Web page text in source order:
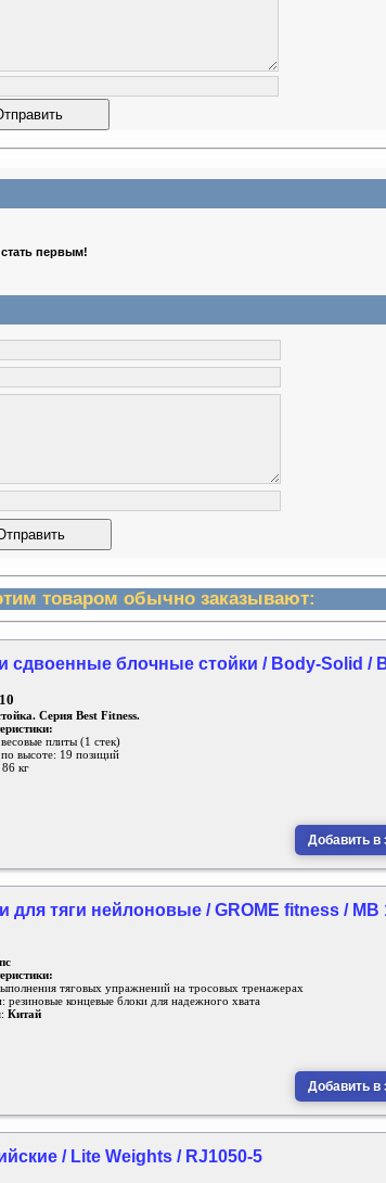
первым!
товаром обычно заказывают:
сдвоенные блочные стойки / Body-Solid /
Серия Best Fitness.
плиты (1 стек)
высоте: 19 позиций
86 кг
Добавить в
для тяги нейлоновые / GROME fitness / MB
тяговых упражнений на тросовых тренажерах
резиновые концевые блоки для надежного хвата
Китай
Добавить в
/ Lite Weights / RJ1050-5